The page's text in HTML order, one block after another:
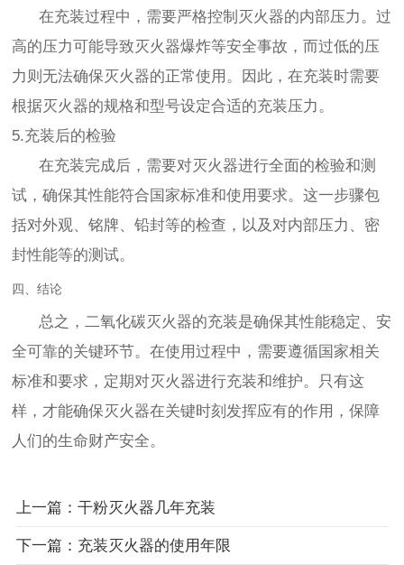
在充装过程中，需要严格控制灭火器的内部压力。过
高的压力可能导致灭火器爆炸等安全事故，而过低的压
力则无法确保灭火器的正常使用。因此，在充装时需要
根据灭火器的规格和型号设定合适的充装压力。
5.充装后的检验
在充装完成后，需要对灭火器进行全面的检验和测
试，确保其性能符合国家标准和使用要求。这一步骤包
括对外观、铭牌、铅封等的检查，以及对内部压力、密
封性能等的测试。
四、结论
总之，二氧化碳灭火器的充装是确保其性能稳定、安
全可靠的关键环节。在使用过程中，需要遵循国家相关
标准和要求，定期对灭火器进行充装和维护。只有这
样，才能确保灭火器在关键时刻发挥应有的作用，保障
人们的生命财产安全。
上一篇：干粉灭火器几年充装
下一篇：充装灭火器的使用年限